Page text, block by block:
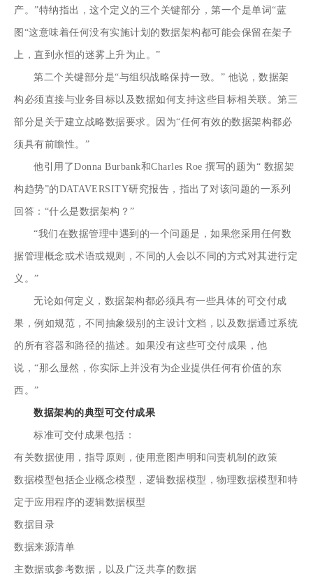
产。”特纳指出，这个定义的三个关键部分，第一个是单词“蓝
图“这意味着任何没有实施计划的数据架构都可能会保留在架子
上，直到永恒的迷雾上升为止。”
第二个关键部分是“与组织战略保持一致。” 他说，数据架
构 必须直接与业务目标以及数据如何支持这些目标相关联。第三
部分是关于建立战略数据要求。因为“任何有效的数据架构都必
须具有前瞻性。”
他引用了Donna Burbank和Charles Roe 撰写的题为“ 数据架
构趋势”的DATAVERSITY研究报告，指出了对该问题的一系列
回答：“什么是数据架构？”
“我们在数据管理中遇到的一个问题是，如果您采用任何数
据管理概念或术语或规则，不同的人会以不同的方式对其进行定
义。”
无论如何定义，数据架构都必须具有一些具体的可交付成
果，例如规范，不同抽象级别的主设计文档，以及数据通过系统
的所有容器和路径的描述。如果没有这些可交付成果，他
说，“那么显然，你实际上并没有为企业提供任何有价值的东
西。”
数据架构的典型可交付成果
标准可交付成果包括：
有关数据使用，指导原则，使用意图声明和问责机制的政策
数据模型包括企业概念模型，逻辑数据模型，物理数据模型和特
定于应用程序的逻辑数据模型
数据目录
数据来源清单
主数据或参考数据，以及广泛共享的数据